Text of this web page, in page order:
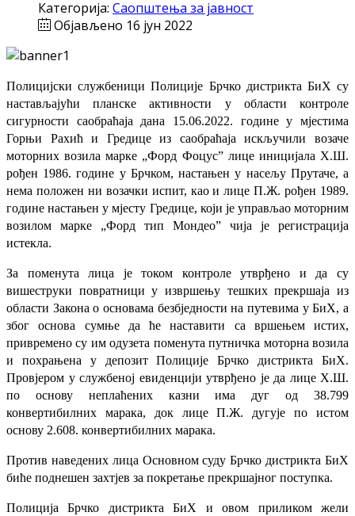
Категорија: Саопштења за јавност
Објављено 16 јун 2022
Полицијски службеници Полиције Брчко дистрикта БиХ су
настављајући планске активности у области контроле
сигурности саобраћаја дана 15.06.2022. године у мјестима
Горњи Рахић и Гредице из саобраћаја искључили возаче
моторних возила марке „Форд Фоцус” лице иницијала Х.Ш.
рођен 1986. године у Брчком, настањен у насељу Прутаче, а
нема положен ни возачки испит, као и лице П.Ж. рођен 1989.
године настањен у мјесту Гредице, који је управљао моторним
возилом марке „Форд тип Мондео” чија је регистрација
истекла.
За поменута лица је током контроле утврђено и да су
вишеструки повратници у извршењу тешких прекршаја из
области Закона о основама безбједностина путевима у БиХ, а
због основа сумње да ће наставити са вршењем истих,
привремено су им одузета поменута путничка моторна возила
и похрањена у депозит Полиције Брчко дистрикта БиХ.
Провјером у службеној евиденцији утврђено је да лице Х.Ш.
по основу неплаћених казни има дуг од 38.799
конвертибилних марака, док лице П.Ж. дугује по истом
основу 2.608. конвертибилних марака.
Против наведених лица Основном суду Брчко дистрикта БиХ
биће поднешен захтјев за покретање прекршајног поступка.
Полиција Брчко дистрикта БиХ и овом приликом жели